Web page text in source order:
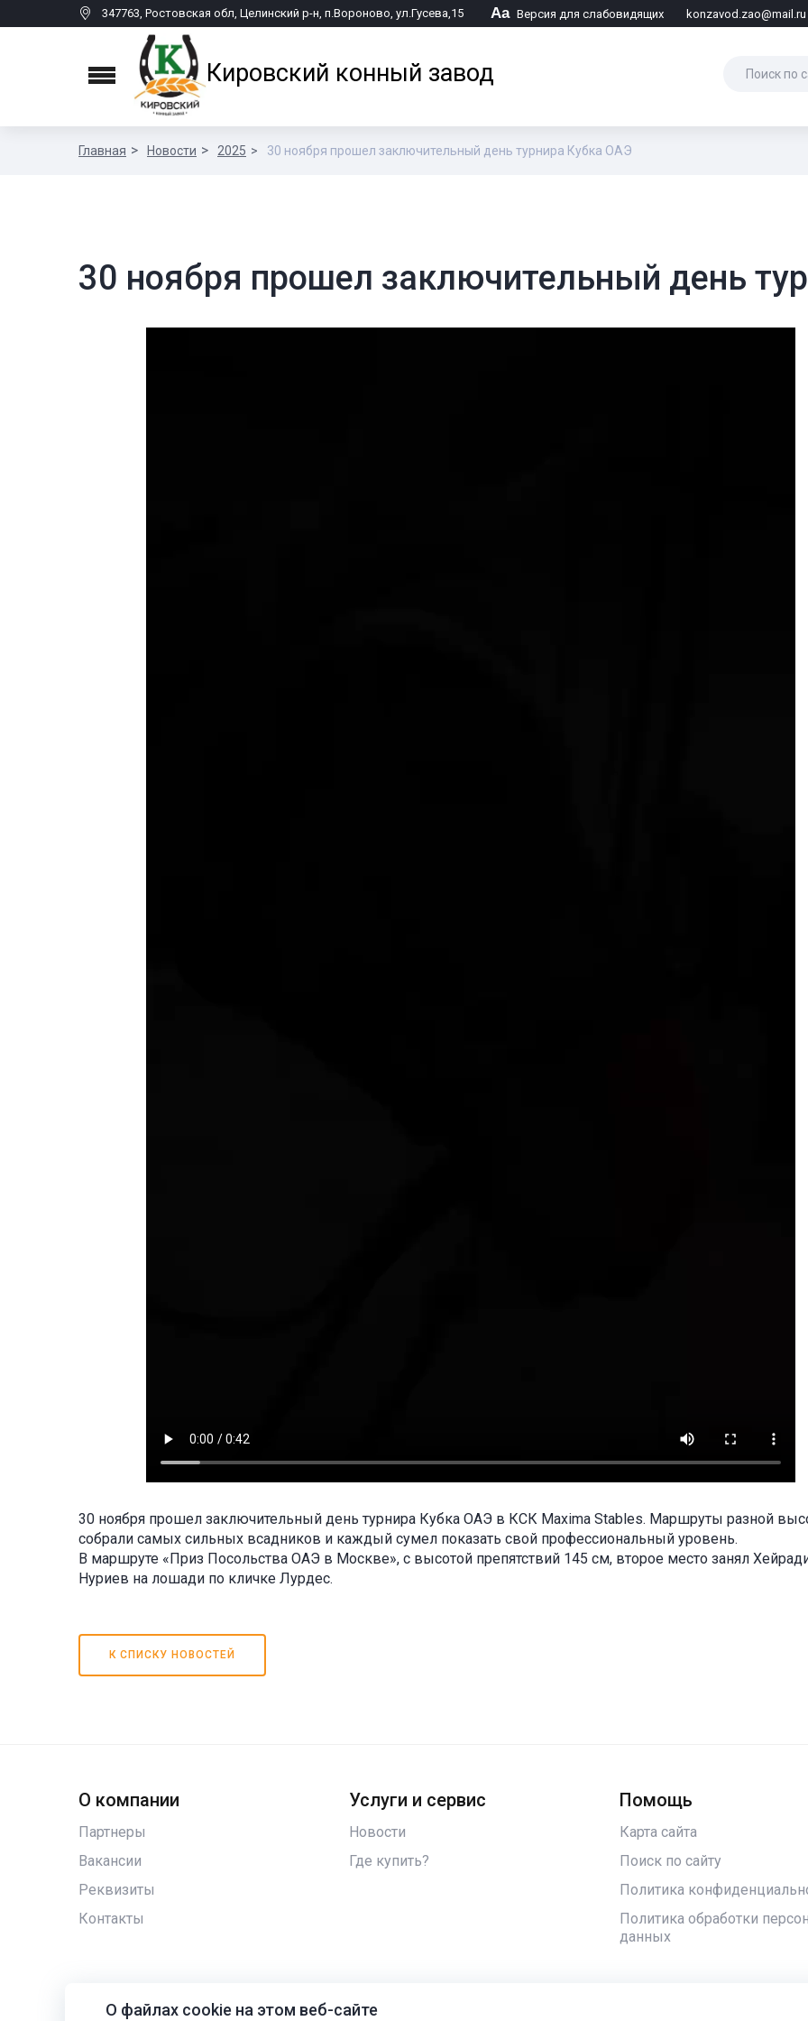
347763, Ростовская обл, Целинский р-н, п.Вороново, ул.Гусева,15 Аа Версия для слабовидящих konzavod.zao@mail.ru
Menu Кировский конный завод
Главная Новости 2025 30 ноября прошел заключительный день турнира Кубка ОАЭ
30 ноября прошел заключительный день
30 ноября прошел заключительный день турнира Кубка ОАЭ в КСК Maxima Stables. Маршруты разной
собрали самых сильных всадников и каждый сумел показать свой профессиональный уровень.
В маршруте «Приз Посольства ОАЭ в Москве», с высотой препятствий 145 см, второе место занял
Нуриев на лошади по кличке Лурдес.
К СПИСКУ НОВОСТЕЙ
О компании
Партнеры
Вакансии
Реквизиты
Контакты
Услуги и сервис
Новости
Где купить?
Помощь
Карта сайта
Поиск по сайту
Политика
Политика обработки
данных
О файлах cookie на этом веб-сайте